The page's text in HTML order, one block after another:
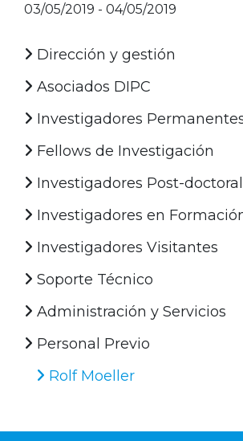
03/05/2019 - 04/05/2019
Dirección y gestión
Asociados DIPC
Investigadores
Fellows de Investigación
Investigadores Post-
Investigadores en
Investigadores Visitantes
Soporte Técnico
Administración y Servicios
Personal Previo
Rolf Moeller